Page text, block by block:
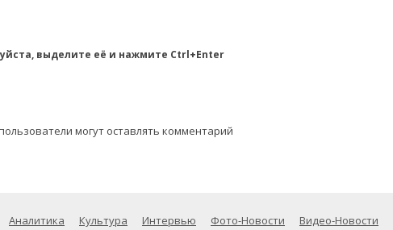
выделите её и нажмите Ctrl+Enter
могут оставлять комментарий
Аналитика Культура Интервью Фото-Новости Видео-Новости